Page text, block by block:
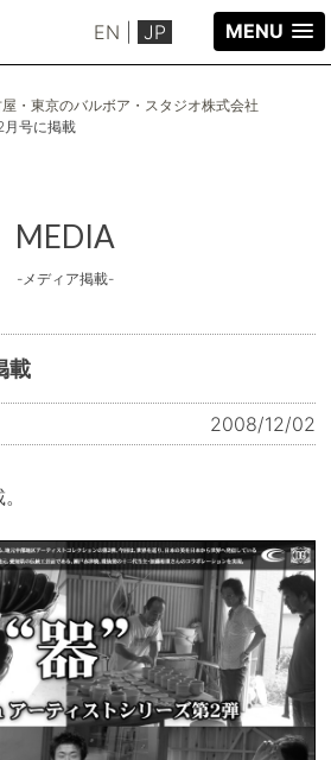
EN JP MENU
・東京のバルボア・スタジオ株式会社
月号に掲載
MEDIA
-メディア掲載-
載
2008/12/02